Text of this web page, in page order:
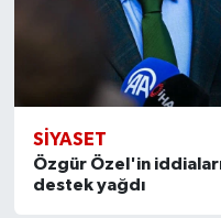
SİYASET
Özgür Özel'in
destek yağdı